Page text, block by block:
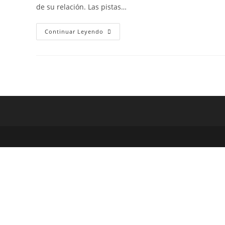
de su relación. Las pistas…
Continuar Leyendo Cómo
Dar